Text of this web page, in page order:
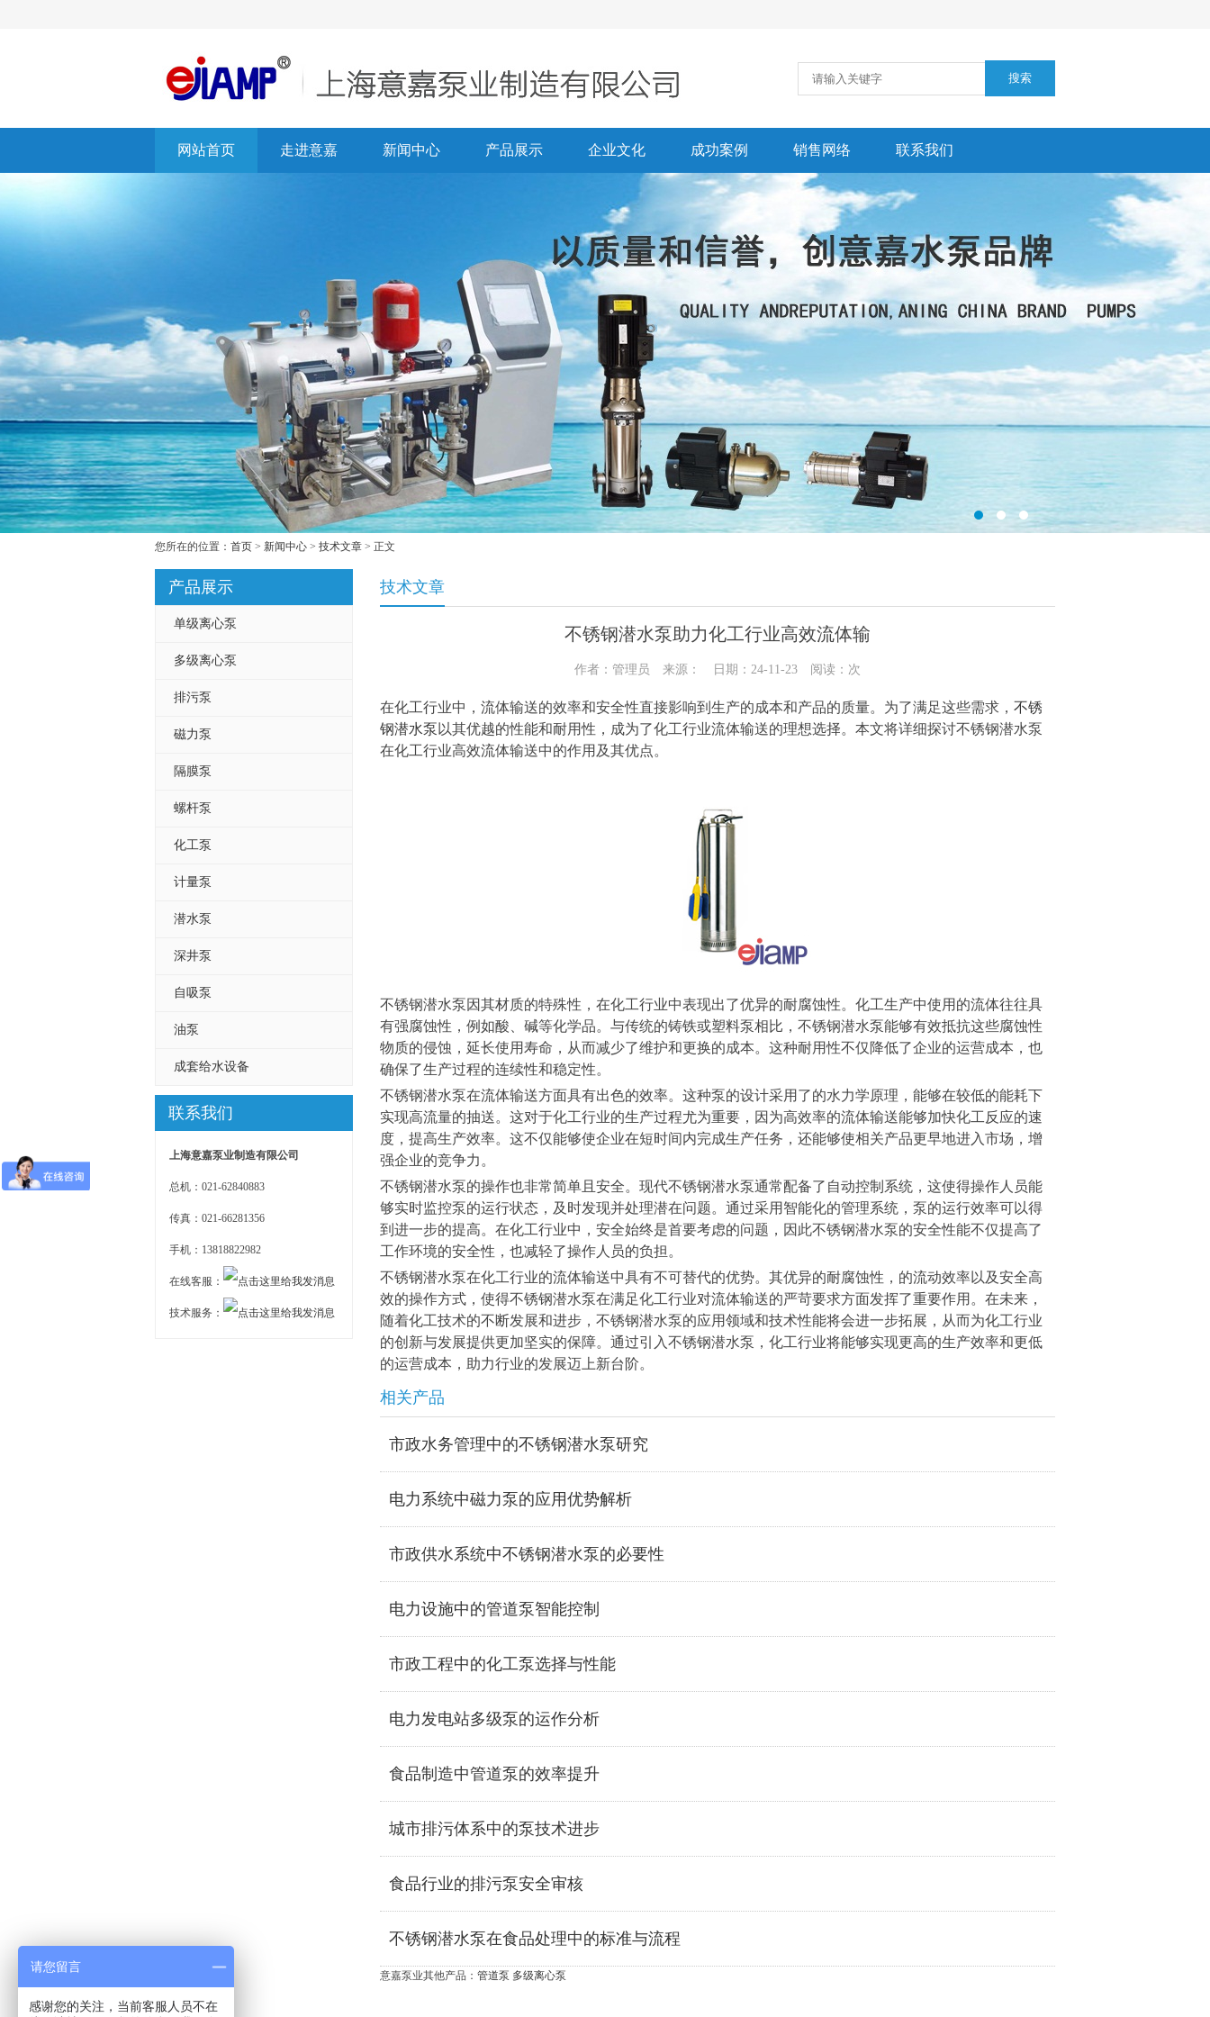
网站首页 走进意嘉 新闻中心 产品展示 企业文化 成功案例 销售网络 联系我们
您所在的位置： 首页 > 新闻中心 > 技术文章 > 正文
产品展示
单级离心泵
多级离心泵
排污泵
磁力泵
隔膜泵
螺杆泵
化工泵
计量泵
潜水泵
深井泵
自吸泵
油泵
成套给水设备
联系我们
上海意嘉泵业制造有限公司
总机：021-62840883
传真：021-66281356
手机：13818822982
在线客服：
技术服务：
技术文章
不锈钢潜水泵助力化工行业高效流体输
作者：管理员 来源： 日期：24-11-23 阅读：次
在化工行业中，流体输送的效率和安全性直接影响到生产的成本和产品的质量。为了满足这些需求， 不锈
钢潜水泵 以其优越的性能和耐用性，成为了化工行业流体输送的理想选择。本文将详细探讨不锈钢潜水泵
在化工行业高效流体输送中的作用及其优点。
不锈钢潜水泵因其材质的特殊性，在化工行业中表现出了优异的耐腐蚀性。化工生产中使用的流体往往具
有强腐蚀性，例如酸、碱等化学品。与传统的铸铁或塑料泵相比，不锈钢潜水泵能够有效抵抗这些腐蚀性
物质的侵蚀，延长使用寿命，从而减少了维护和更换的成本。这种耐用性不仅降低了企业的运营成本，也
确保了生产过程的连续性和稳定性。
不锈钢潜水泵在流体输送方面具有出色的效率。这种泵的设计采用了的水力学原理，能够在较低的能耗下
实现高流量的抽送。这对于化工行业的生产过程尤为重要，因为高效率的流体输送能够加快化工反应的速
度，提高生产效率。这不仅能够使企业在短时间内完成生产任务，还能够使相关产品更早地进入市场，增
强企业的竞争力。
不锈钢潜水泵的操作也非常简单且安全。现代不锈钢潜水泵通常配备了自动控制系统，这使得操作人员能
够实时监控泵的运行状态，及时发现并处理潜在问题。通过采用智能化的管理系统，泵的运行效率可以得
到进一步的提高。在化工行业中，安全始终是首要考虑的问题，因此不锈钢潜水泵的安全性能不仅提高了
工作环境的安全性，也减轻了操作人员的负担。
不锈钢潜水泵在化工行业的流体输送中具有不可替代的优势。其优异的耐腐蚀性，的流动效率以及安全高
效的操作方式，使得不锈钢潜水泵在满足化工行业对流体输送的严苛要求方面发挥了重要作用。在未来，
随着化工技术的不断发展和进步，不锈钢潜水泵的应用领域和技术性能将会进一步拓展，从而为化工行业
的创新与发展提供更加坚实的保障。通过引入不锈钢潜水泵，化工行业将能够实现更高的生产效率和更低
的运营成本，助力行业的发展迈上新台阶。
相关产品
市政水务管理中的不锈钢潜水泵研究
电力系统中磁力泵的应用优势解析
市政供水系统中不锈钢潜水泵的必要性
电力设施中的管道泵智能控制
市政工程中的化工泵选择与性能
电力发电站多级泵的运作分析
食品制造中管道泵的效率提升
城市排污体系中的泵技术进步
食品行业的排污泵安全审核
不锈钢潜水泵在食品处理中的标准与流程
意嘉泵业其他产品： 管道泵 多级离心泵
请您留言
感谢您的关注，当前客服人员不在